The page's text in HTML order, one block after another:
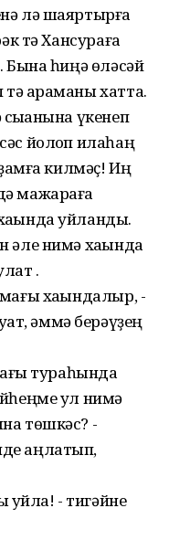
лә шаяртырға
тә Хансураға
Бына һиңә өләсәй
ҡараманы хатта.
үкенеп
йолҡоп илаһаң
килмәҫ! Иң
мажараға
уйланды.
әле нимә хаҡында
.
хаҡындалыр, -
әммә берәүҙең
тураһында
ул нимә
төшкәс? -
аңлатып,
- тигәйне